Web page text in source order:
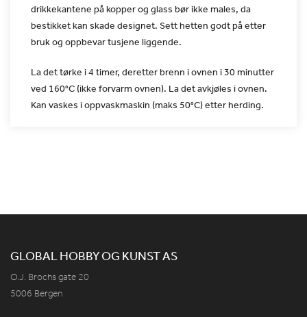
drikkekantene påkopper og glass bør ikke males, da
bestikket kan skade designet. Sett hetten godt på etter
bruk og oppbevar tusjene liggende.
La det tørke i 4 timer, deretter brenn i ovnen i 30 minutter
ved 160°C (ikke forvarm ovnen). La det avkjøles i ovnen.
Kan vaskes ioppvaskmaskin (maks 50°C) etter herding.
GLOBAL HOBBY OG KUNST AS
O.J. Brochs gate 20
5006 Bergen